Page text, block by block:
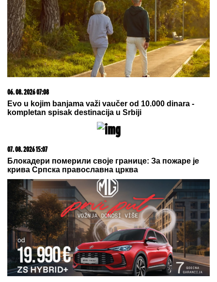
Šta dete nasleđuje od oca, a šta od majke? Sve što
treba da znate o genetici
Većina građana izgubi novac pre nego što stigne na
09. 07. 2026 09:20